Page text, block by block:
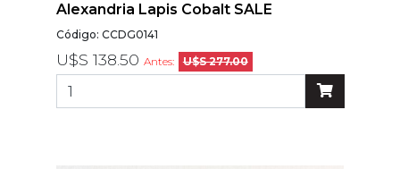
Infantiles
Liso
Lunares
Alexandria Lapis Cobalt SALE
Código: CCDG0141
U$S 138.50 Antes: U$S 277.00